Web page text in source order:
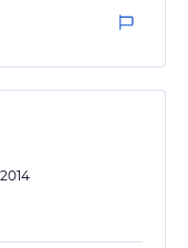
auch
versteht sein